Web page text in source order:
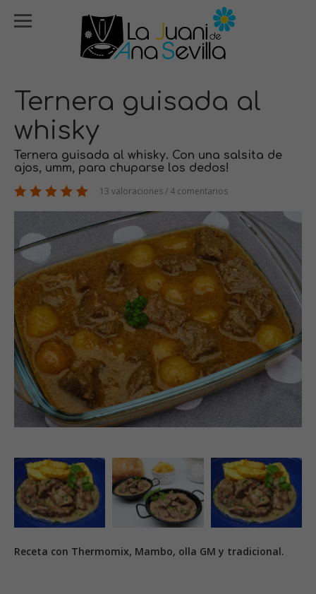
Ternera guisada al
whisky
Ternera guisada al whisky. Con una salsita de
ajos, umm, para chuparse los dedos!
13 valoraciones / 4 comentarios
Receta con Thermomix, Mambo, olla GM y tradicional.